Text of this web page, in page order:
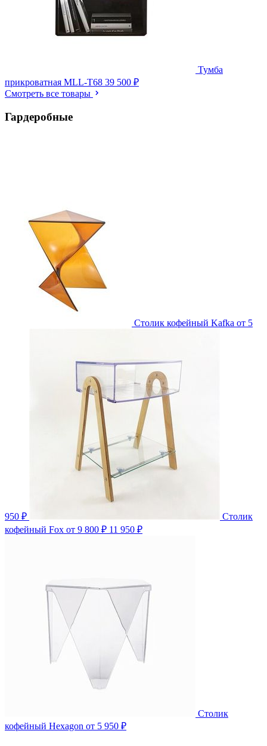
Тумба
прикроватная MLL-T68 39 500 ₽
Смотреть все товары
Гардеробные
Столик кофейный Kafka от 5
950 ₽
Столик
кофейный Fox от 9 800 ₽ 11 950 ₽
Столик
кофейный Hexagon от 5 950 ₽